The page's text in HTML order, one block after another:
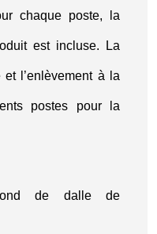
chaque poste, la
est incluse. La
l’enlèvement à la
postes pour la
de dalle de